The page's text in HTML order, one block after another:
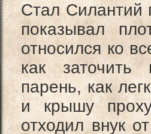
Стал Силантий
показывал
относился ко
как заточить
парень, как
и крышу
отходил внук